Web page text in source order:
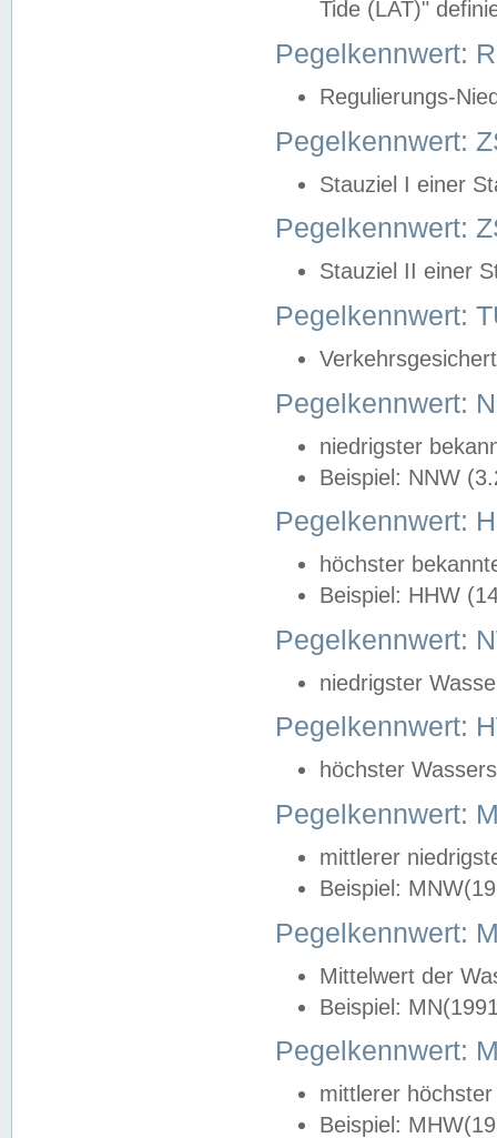
Tide (LAT)"
Pegelkennwert:
Regulierungs-
Pegelkennwert:
Stauziel I einer
Pegelkennwert:
Stauziel II einer
Pegelkennwert:
Pegelkennwert:
niedrigster
Beispiel: NNW
Pegelkennwert:
höchster
Beispiel: HHW
Pegelkennwert:
niedrigster
Pegelkennwert:
höchster
Pegelkennwert:
mittlerer
Beispiel:
Pegelkennwert:
Mittelwert der
Beispiel:
Pegelkennwert:
mittlerer
Beispiel: